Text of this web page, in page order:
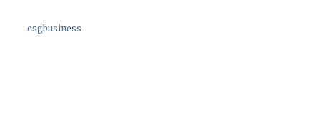
esgbusiness